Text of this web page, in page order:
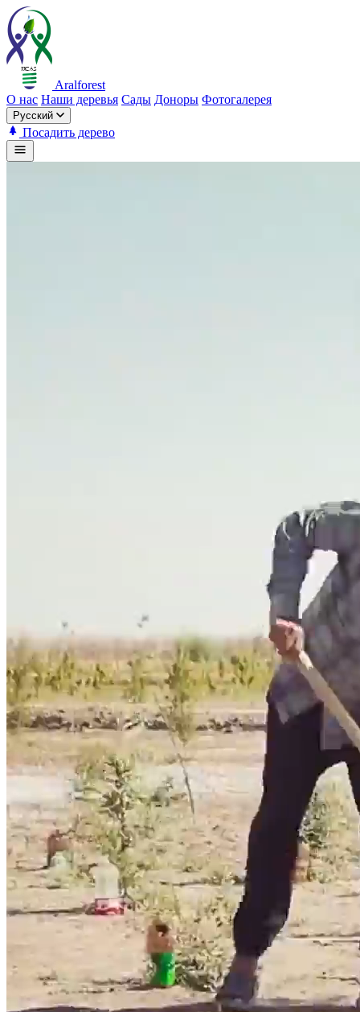
Aralforest
О нас Наши деревья Сады Доноры Фотогалерея
Русский
Посадить дерево